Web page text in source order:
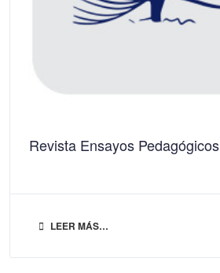
Revista Ensayos Pedagógicos
LEER MÁS…